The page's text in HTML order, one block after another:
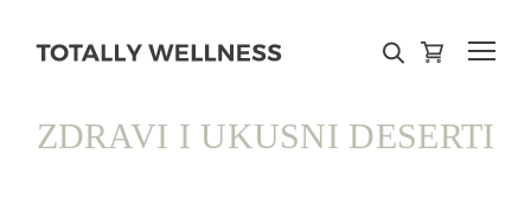
ZDRAVI I UKUSNI DESERTI